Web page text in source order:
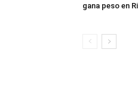
gana peso en